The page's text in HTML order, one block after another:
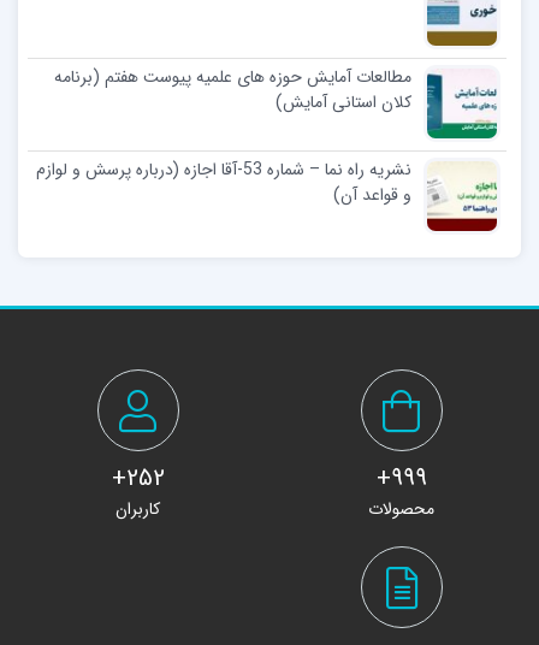
مطالعات آمایش حوزه های علمیه پیوست هفتم (برنامه
کلان استانی آمایش)
نشریه راه نما – شماره 53-آقا اجازه (درباره پرسش و لوازم
و قواعد آن)
999+
محصولات
252+
کاربران